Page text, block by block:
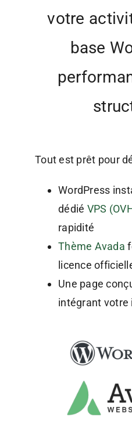
votre
base
Tout est prêt pour
WordPress
dédié VPS
rapidité
Thème Avada
licence
Une page
intégrant votre